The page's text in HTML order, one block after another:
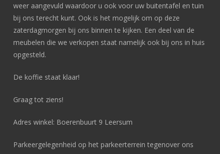
weer aangevuld waardoor u ook voor uw buitentafel en tuin
bij ons terecht kunt. Ook is het mogelijk om op deze
zaterdagmorgen bij ons binnen te kijken. Een deel van de
meubelen die we verkopen staat namelijk ook bij ons in huis
opgesteld.
De koffie staat klaar!
Graag tot ziens!
Adres winkel: Boerenbuurt 9 Leersum
Parkeergelegenheid op het parkeerterrein tegenover ons